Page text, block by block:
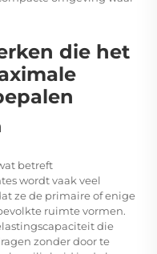
die het
betreft
wordt vaak veel
ze de primaire of enige
ruimte vormen.
die
zonder door te